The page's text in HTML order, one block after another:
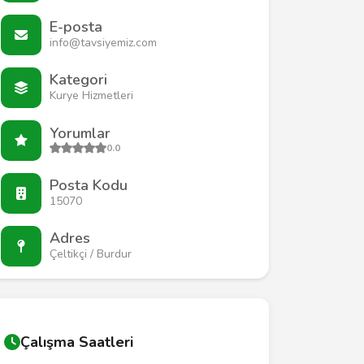
E-posta
info@tavsiyemiz.com
Kategori
Kurye Hizmetleri
Yorumlar
0.0
Posta Kodu
15070
Adres
Çeltikçi / Burdur
Çalışma Saatleri